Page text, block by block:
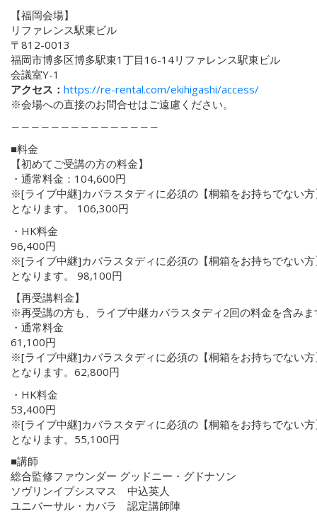
【福岡会場】
リファレンス駅東ビル
〒812-0013
福岡市博多区博多駅東1丁目16-14リファレンス駅東ビル
会議室Y-1
アクセス： https://re-rental.com/ekihigashi/access/
※会場への直接のお問合せはご遠慮ください。
―――――――――――――――
■料金
【初めてご受講の方の料金】
・通常料金：104,600円
※[ライブ中継]カバラスタディに必須の【桐箱をお持ちでない
となります。 106,300円
・HK料金
96,400円
※[ライブ中継]カバラスタディに必須の【桐箱をお持ちでない
となります。 98,100円
【再受講料金】
※再受講の方も、ライブ中継カバラスタディ2回の料金を含みま
・通常料金
61,100円
※[ライブ中継]カバラスタディに必須の【桐箱をお持ちでない
となります。62,800円
・HK料金
53,400円
※[ライブ中継]カバラスタディに必須の【桐箱をお持ちでない
となります。55,100円
■講師
総合監修ファウンダー グッドニー・グドナソン
ソヴリンイプシスマス 中込英人
ユニバーサル・カバラ 認定講師陣